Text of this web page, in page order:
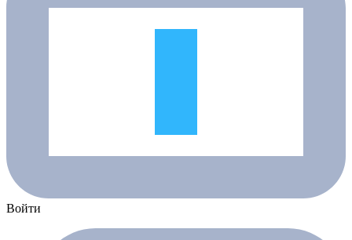
Войти